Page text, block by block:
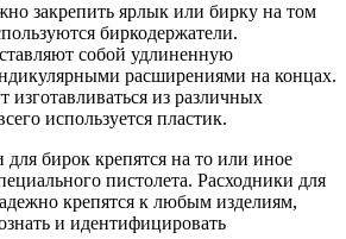
закрепить ярлык или бирку на том
биркодержатели.
собой удлиненную
расширениями на концах.
изготавливаться из различных
используется пластик.
для бирок крепятся на то или иное
пистолета. Расходники для
крепятся к любым изделиям,
и идентифицировать